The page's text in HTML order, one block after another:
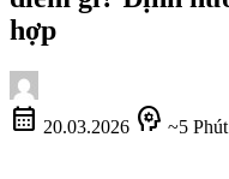
hợp
calendar_month 20.03.2026 psychology ~5 Phút